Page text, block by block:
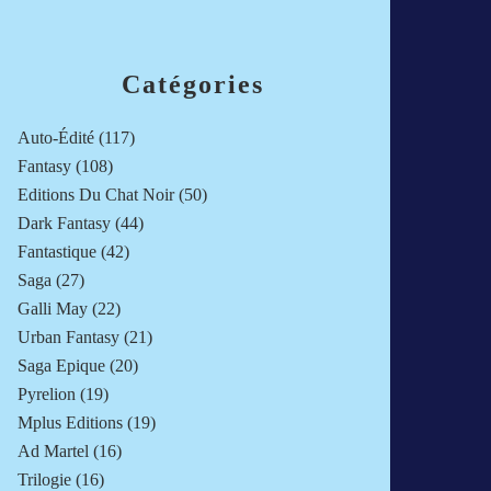
Catégories
Auto-Édité (117)
Fantasy (108)
Editions Du Chat Noir(50)
Dark Fantasy (44)
Fantastique (42)
Saga (27)
Galli May (22)
Urban Fantasy (21)
Saga Epique (20)
Pyrelion (19)
Mplus Editions (19)
Ad Martel (16)
Trilogie (16)